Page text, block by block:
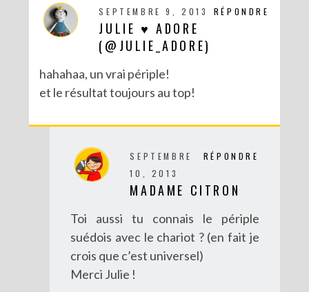
RÉPONDRE
SEPTEMBRE 9, 2013
JULIE ♥ ADORE
(@JULIE_ADORE)
hahahaa, un vrai périple!
et le résultat toujours au top!
RÉPONDRE
SEPTEMBRE
10, 2013
MADAME CITRON
Toi aussi tu connais le périple
suédois avec le chariot ? (en fait je
crois que c’est universel)
Merci Julie !